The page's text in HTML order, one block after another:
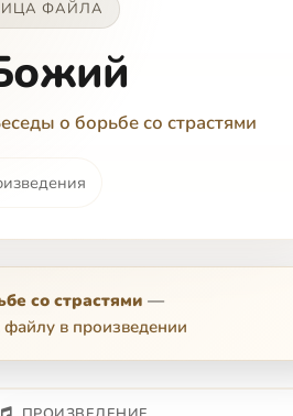
ФАЙЛА
о борьбе со страстями
со страстями —
в произведении